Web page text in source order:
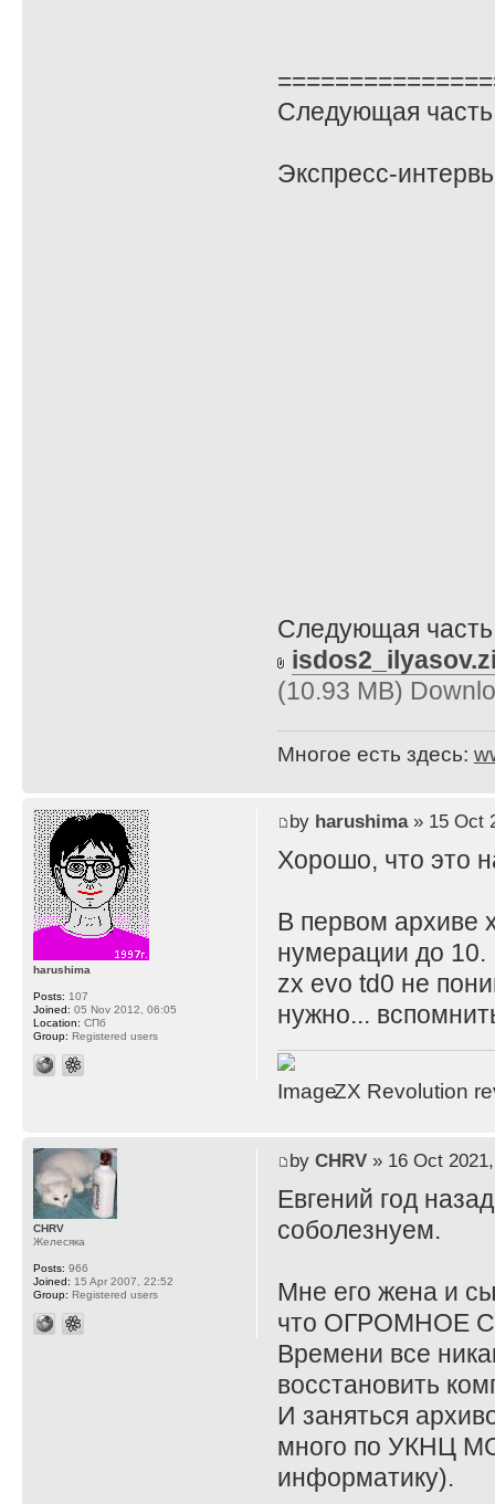
Следующая часть
Экспресс-
Следующая
(10.93 MB)
Многое есть здесь:
by harushima» 15 Oct
Хорошо, что это
В первом архиве
нумерации до 10.
zx evo td0 не
нужно...
ZX Revolution
harushima
Posts: 107
Joined: 05 Nov 2012, 06:05
Location: СПб
Group: Registered users
by CHRV» 16 Oct
Евгений год
соболезнуем.
Мне его жена и
что ОГРОМНОЕ
Времени все
восстановить
И заняться
много по УКНЦ
информатику).
CHRV
Желесяка
Posts: 966
Joined: 15 Apr 2007, 22:52
Group: Registered users